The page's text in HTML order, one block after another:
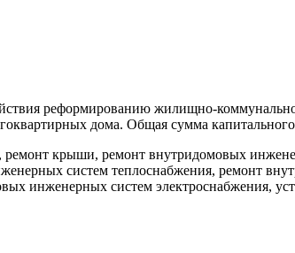
реформированию жилищно-
дома. Общая сумма капитального
крыши, ремонт внутридомовых
систем теплоснабжения, ремонт
инженерных систем электроснабжения,